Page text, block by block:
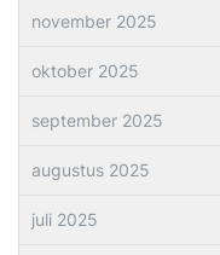
november 2025
oktober 2025
september 2025
augustus 2025
juli 2025